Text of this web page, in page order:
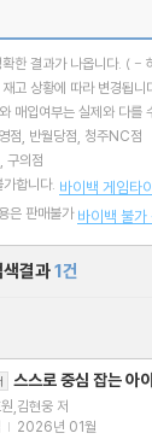
한 결과가 나옵니다. ( -
고 상황에 따라 변경됩니
매입여부는 실제와 다를
점, 반월당점, 청주NC점
구의점
합니다. 바이백 게임타
은 판매불가 바이백 불가
결과1건
스스로 중심 잡는 아
,김현웅 저
| 2026년 01월